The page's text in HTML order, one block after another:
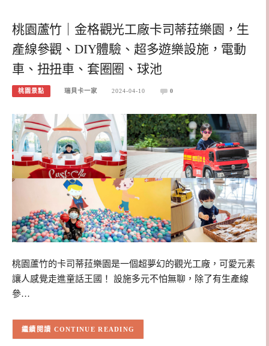
桃園蘆竹｜金格觀光工廠卡司蒂菈樂園，生
產線參觀、DIY體驗、超多遊樂設施，電動
車、扭扭車、套圈圈、球池
桃園景點 瑞貝卡一家 2024-04-10 0
桃園蘆竹的卡司蒂菈樂園是一個超夢幻的觀光工廠，可愛元素
讓人感覺走進童話王國！ 設施多元不怕無聊，除了有生產線
參…
CONTINUE READING